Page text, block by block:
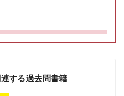
する過去問書籍